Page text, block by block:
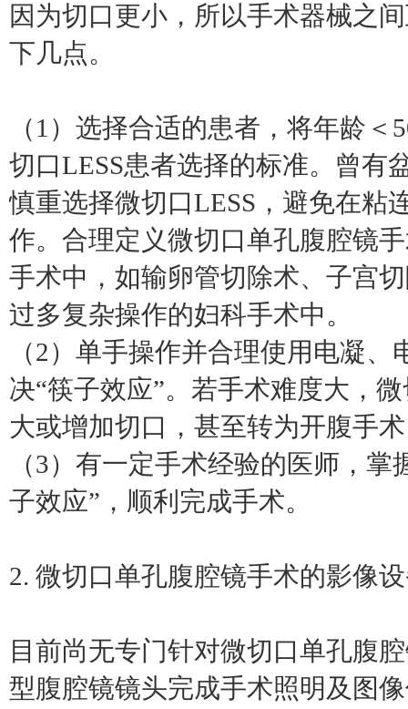
因为切口更小，所以手术器械之
下几点。
（1）选择合适的患者，将年龄
切口LESS患者选择的标准。曾有
慎重选择微切口LESS，避免在粘
作。合理定义微切口单孔腹腔镜
手术中，如输卵管切除术、子宫
过多复杂操作的妇科手术中。
（2）单手操作并合理使用电凝
决“筷子效应”。若手术难度大，
大或增加切口，甚至转为开腹手
（3）有一定手术经验的医师，
子效应”，顺利完成手术。
2. 微切口单孔腹腔镜手术的影像
目前尚无专门针对微切口单孔腹
型腹腔镜镜头完成手术照明及图